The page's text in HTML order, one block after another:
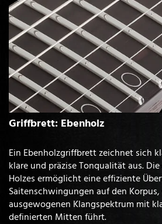
Griffbrett: Ebenholz
Ein Ebenholzgriffbrett zeichnet sich
klare und präzise Tonqualität aus.
Holzes ermöglicht eine effiziente
Saitenschwingungen auf den
ausgewogenen Klangspektrum mit
definierten Mitten führt.